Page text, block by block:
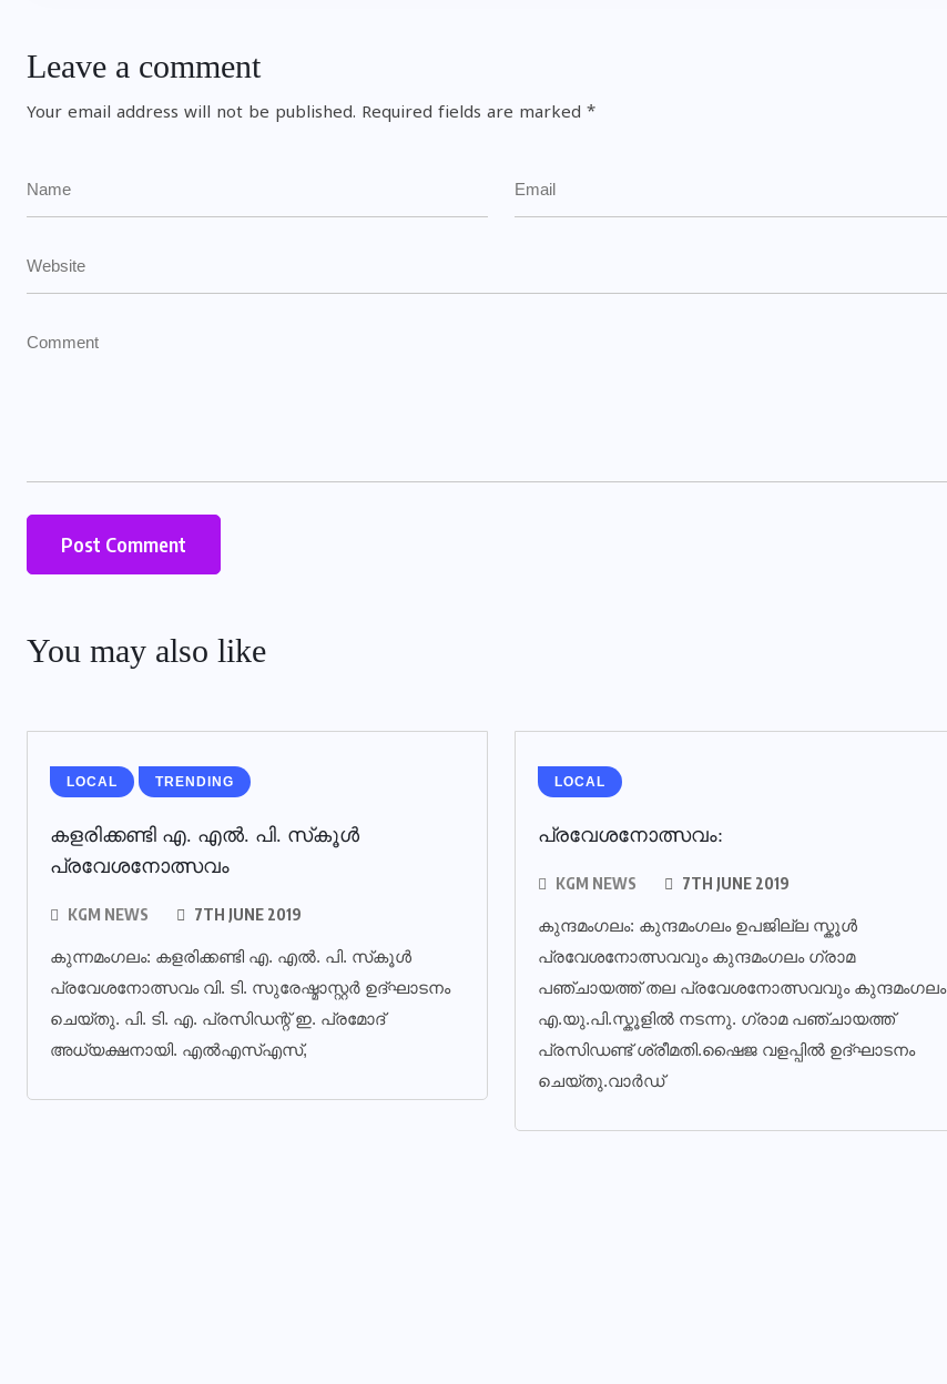
Leave a comment
Your email address will not be published. Required fields are marked *
You may also like
LOCAL TRENDING
കളരിക്കണ്ടി എ. എല്‍. പി. സ്‌കൂള്‍
പ്രവേശനോത്സവം
KGM NEWS 7TH JUNE 2019
കുന്നമംഗലം: കളരിക്കണ്ടി എ. എല്‍. പി. സ്‌കൂള്‍
പ്രവേശനോത്സവം വി. ടി. സുരേഷ്മാസ്റ്റര്‍ ഉദ്ഘാടനം
ചെയ്തു. പി. ടി. എ. പ്രസിഡന്റ് ഇ. പ്രമോദ്
അധ്യക്ഷനായി. എല്‍എസ്എസ്,
LOCAL
പ്രവേശനോത്സവം:
KGM NEWS 7TH JUNE 2019
കുന്ദമംഗലം: കുന്ദമംഗലം ഉപജില്ല സ്കൂൾ
പ്രവേശനോത്സവവും കുന്ദമംഗലം ഗ്രാമ
പഞ്ചായത്ത് തല പ്രവേശനോത്സവവും കുന്ദമംഗലം
എ.യു.പി.സ്കൂളിൽ നടന്നു. ഗ്രാമ പഞ്ചായത്ത്
പ്രസിഡണ്ട് ശ്രീമതി.ഷൈജ വളപ്പിൽ ഉദ്ഘാടനം
ചെയ്തു.വാർഡ്